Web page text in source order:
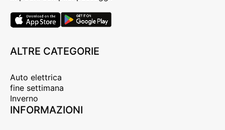
ALTRE CATEGORIE
Auto elettrica
fine settimana
Inverno
INFORMAZIONI